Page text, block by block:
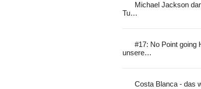
Michael Jackson
Tu…
#17: No Point going
unsere…
Costa Blanca - das